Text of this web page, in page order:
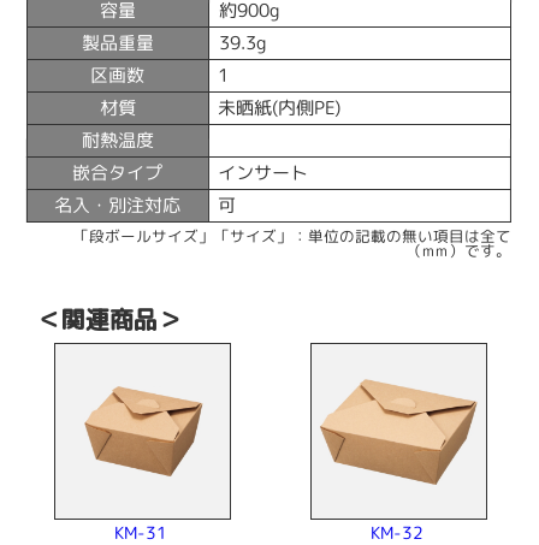
容量 約900g
製品重量 39.3g
区画数 1
材質 未晒紙(内側PE)
耐熱温度
嵌合タイプ インサート
名入・別注対応 可
「段ボールサイズ」「サイズ」：単位の記載の無い項目は全て
（mm）です。
＜関連商品＞
KM-31 KM-32